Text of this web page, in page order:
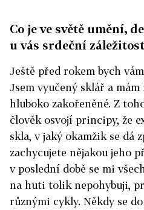
Co je ve světě umění,
u vás srdeční
Ještě před rokem bych
Jsem vyučený sklář a mám
hluboko zakořeněné. Z
člověk osvojí principy, že
skla, v jaký okamžik se dá
zachycujete nějakou jeho
v poslední době se mi
na huti tolik nepohybuji,
různými cykly. Někdy se